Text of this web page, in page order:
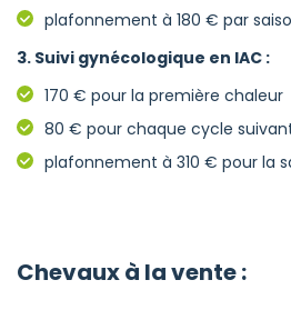
plafonnement à 180 € par
3. Suivi gynécologique en IAC :
170 € pour la première chaleur
80 € pour chaque cycle
plafonnement à 310 € pour la
Chevaux à la vente :